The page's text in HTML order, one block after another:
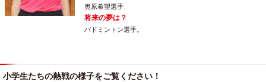
奥原希望選手
将来の夢は？
バドミントン選手。
小学生たちの熱戦の様子をご覧ください！